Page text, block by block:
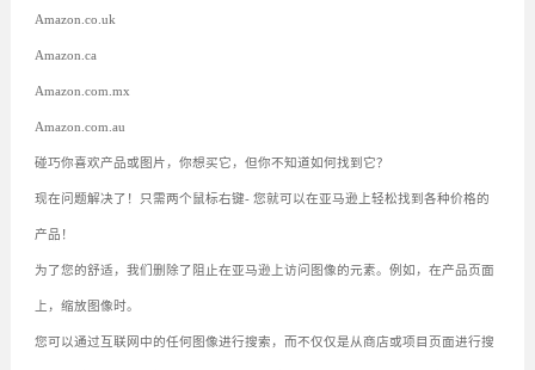
Amazon.co.uk
Amazon.ca
Amazon.com.mx
Amazon.com.au
碰巧你喜欢产品或图片，你想买它，但你不知道如何找到它？
现在问题解决了！只需两个鼠标右键- 您就可以在亚马逊上轻松找到各种价格的
产品！
为了您的舒适，我们删除了阻止在亚马逊上访问图像的元素。例如，在产品页面
上，缩放图像时。
您可以通过互联网中的任何图像进行搜索，而不仅仅是从商店或项目页面进行搜